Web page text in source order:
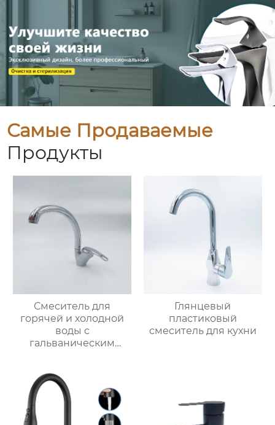
Самые Продаваемые
Продукты
Смеситель для
горячей и холодной
воды с
гальваническим
Глянцевый
пластиковый
смеситель для кухни